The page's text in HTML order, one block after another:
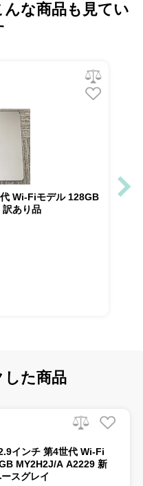
な商品も見てい
チ 第4世代 Wi-Fiモデル
A 訳あり品
秋葉原店
した商品
インチ 第4世代 Wi-Fi
MY2H2J/A A2229 新
スグレイ